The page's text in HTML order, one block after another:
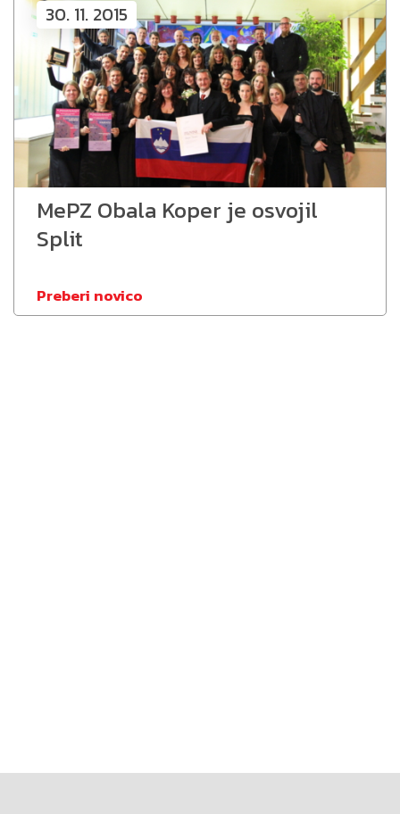
30. 11. 2015
MePZ Obala Koper je osvojil
Split
Preberi novico